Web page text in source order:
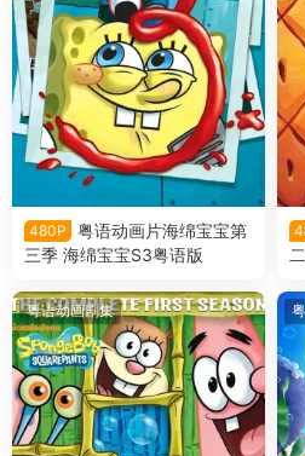
480P
粤语动画片海绵宝宝第
三季 海绵宝宝S3粤语版
粤语动画剧集